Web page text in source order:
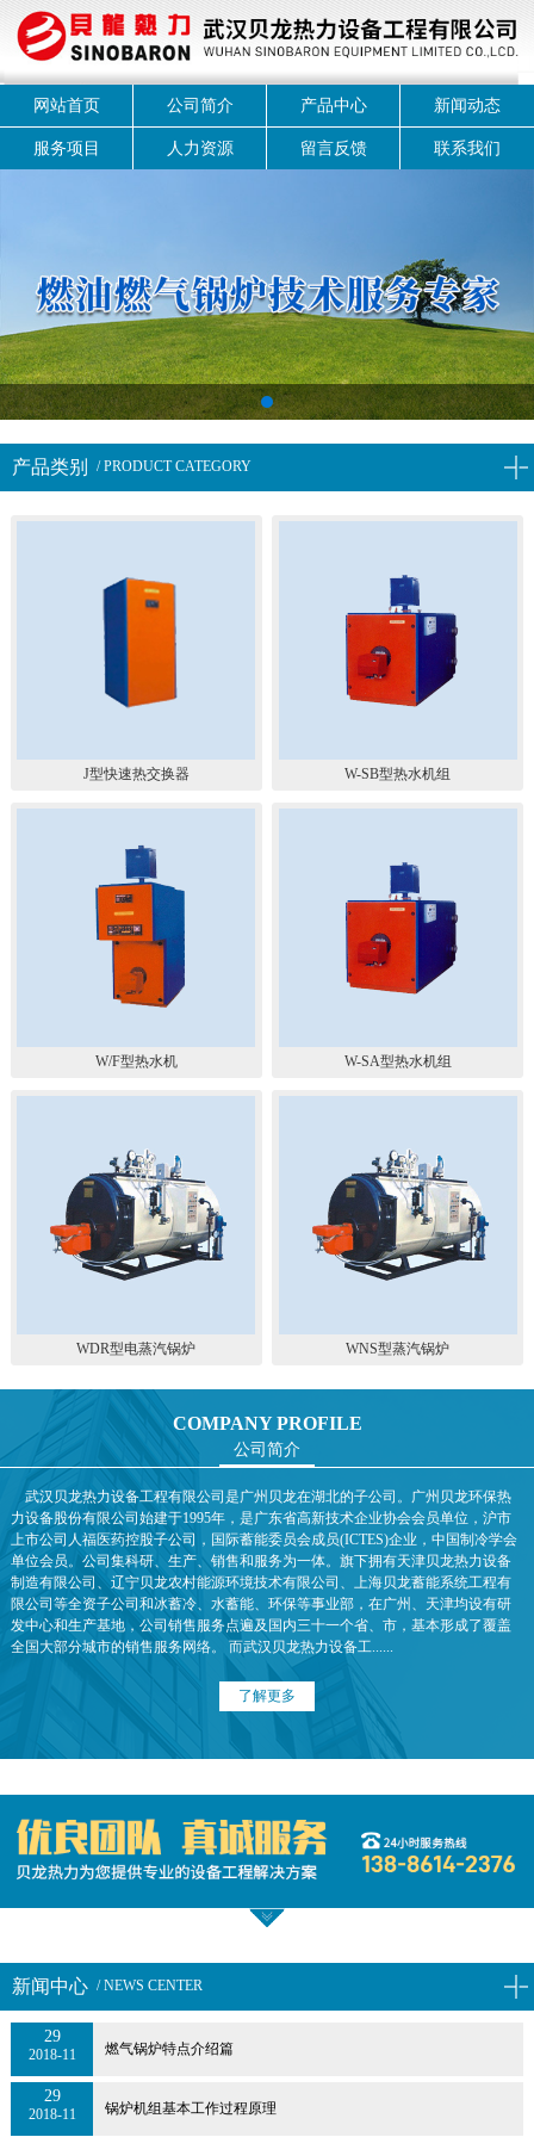
网站首页 公司简介 产品中心 新闻动态
服务项目 人力资源 留言反馈 联系我们
1
产品类别 / PRODUCT CATEGORY
J型快速热交换器 W-SB型热水机组
W/F型热水机 W-SA型热水机组
WDR型电蒸汽锅炉 WNS型蒸汽锅炉
COMPANY PROFILE
公司简介
武汉贝龙热力设备工程有限公司是广州贝龙在湖北的子公司。广州贝龙环保热
力设备股份有限公司始建于1995年，是广东省高新技术企业协会会员单位，沪市
上市公司人福医药控股子公司，国际蓄能委员会成员(ICTES)企业，中国制冷学会
单位会员。公司集科研、生产、销售和服务为一体。旗下拥有天津贝龙热力设备
制造有限公司、辽宁贝龙农村能源环境技术有限公司、上海贝龙蓄能系统工程有
限公司等全资子公司和冰蓄冷、水蓄能、环保等事业部，在广州、天津均设有研
发中心和生产基地，公司销售服务点遍及国内三十一个省、市，基本形成了覆盖
全国大部分城市的销售服务网络。 而武汉贝龙热力设备工......
了解更多
新闻中心 / NEWS CENTER
29
2018-11 燃气锅炉特点介绍篇
29
2018-11 锅炉机组基本工作过程原理